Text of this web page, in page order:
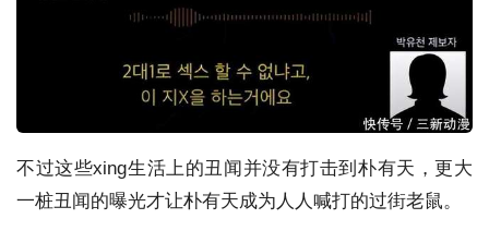
不过这些xing生活上的丑闻并没有打击到朴有天，更大
一桩丑闻的曝光才让朴有天成为人人喊打的过街老鼠。